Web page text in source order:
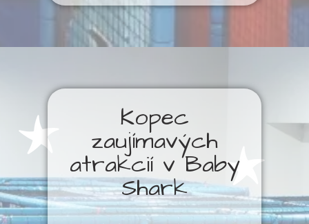
Kopec
zaujímavých
atrakcií v Baby
Shark